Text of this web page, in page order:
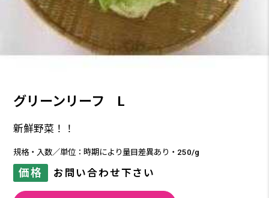
グリーンリーフ L
新鮮野菜！！
規格・入数／単位：時期により量目差異あり・250/g
価格 お問い合わせ下さい